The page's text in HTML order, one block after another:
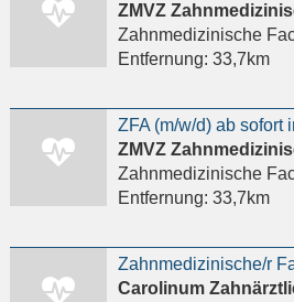
Entfernung: 33,7km
Zahnmedizinische
Entfernung: 33,7km